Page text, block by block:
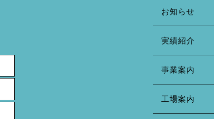
お知らせ
実績紹介
事業案内
工場案内